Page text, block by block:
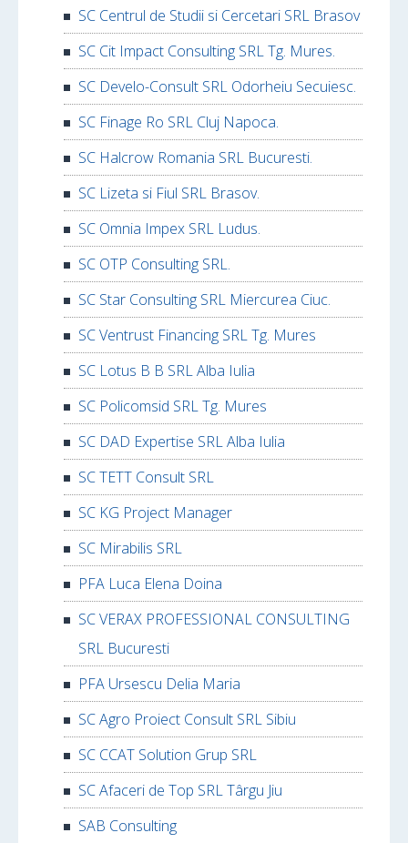
SC Centrul de Studii si Cercetari SRL Brasov
SC Cit Impact Consulting SRL Tg. Mures.
SC Develo-Consult SRL Odorheiu Secuiesc.
SC Finage Ro SRL Cluj Napoca.
SC Halcrow Romania SRL Bucuresti.
SC Lizeta si Fiul SRL Brasov.
SC Omnia Impex SRL Ludus.
SC OTP Consulting SRL.
SC Star Consulting SRL Miercurea Ciuc.
SC Ventrust Financing SRL Tg. Mures
SC Lotus B B SRL Alba Iulia
SC Policomsid SRL Tg. Mures
SC DAD Expertise SRL Alba Iulia
SC TETT Consult SRL
SC KG Project Manager
SC Mirabilis SRL
PFA Luca Elena Doina
SC VERAX PROFESSIONAL CONSULTING
SRL Bucuresti
PFA Ursescu Delia Maria
SC Agro Proiect Consult SRL Sibiu
SC CCAT Solution Grup SRL
SC Afaceri de Top SRL Târgu Jiu
SAB Consulting